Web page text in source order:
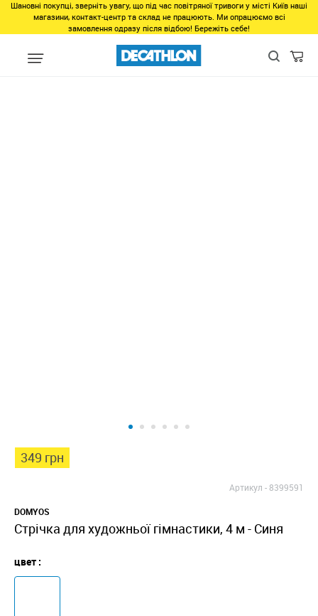
Шановні покупці, зверніть увагу, що під час повітряної тривоги у місті Київ наші
магазини, контакт-центр та склад не працюють. Ми опрацюємо всі
замовлення одразу після відбою! Бережіть себе!
unlinked Лента для художественной гимнастики 4 метра розовая
349 грн
Артикул -8399591
DOMYOS
Стрічка для художньої гімнастики, 4 м - Синя
цвет :